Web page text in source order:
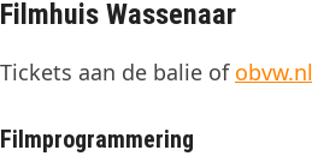
Filmhuis Wassenaar
Tickets aan de balie of
Filmprogrammering